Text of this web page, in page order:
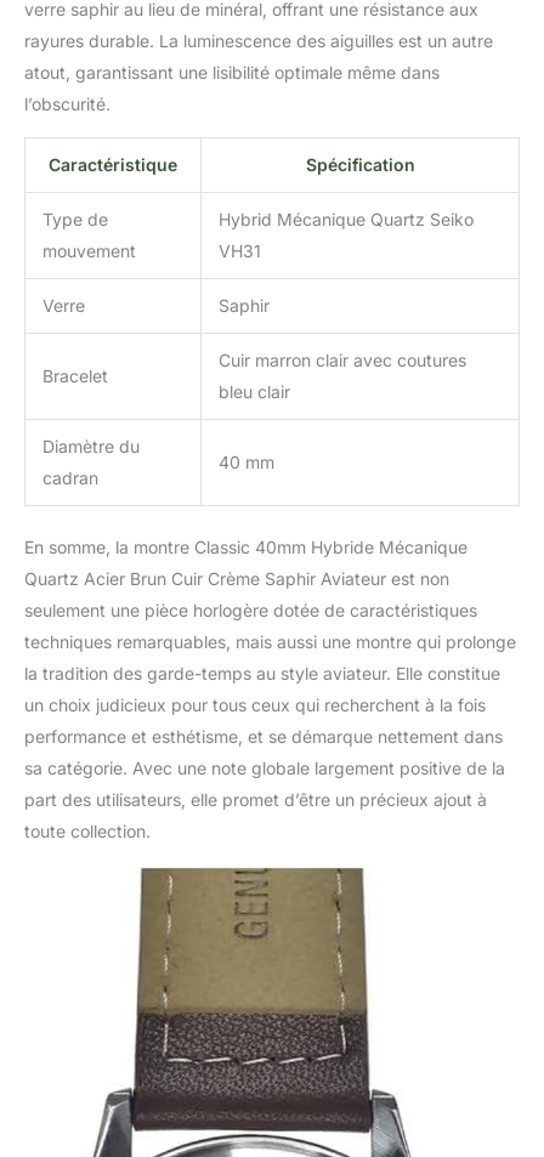
boucle : cuir avec
surpiqûres marron, 20
mm Verre : minéral anti-
résistant à l'eau de 100 m
verre saphir au lieu de minéral, offrant une résistance aux
rayures durable. La luminescence des aiguilles est un autre
atout, garantissant une lisibilité optimale même dans
l’obscurité.
Caractéristique Spécification
Type de
mouvement
Hybrid Mécanique Quartz Seiko
VH31
Verre Saphir
Bracelet
Cuir marron clair avec coutures
bleu clair
Diamètre du
cadran
40 mm
En somme, la montre Classic 40mm Hybride Mécanique
Quartz Acier Brun Cuir Crème Saphir Aviateur est non
seulement une pièce horlogère dotée de caractéristiques
techniques remarquables, mais aussi une montre qui prolonge
la tradition des garde-temps au style aviateur. Elle constitue
un choix judicieux pour tous ceux qui recherchent à la fois
performance et esthétisme, et se démarque nettement dans
sa catégorie. Avec une note globale largement positive de la
part des utilisateurs, elle promet d’être un précieux ajout à
toute collection.